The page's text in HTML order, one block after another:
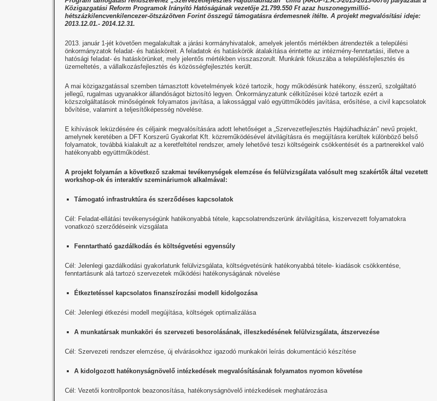
Közigazgatási Reform Programok Irányító Hatóságának vezetője 21.799.550 Ft azaz huszonegymillió-
hétszázkilencvenkilencezer-ötszázötven Forint összegű támogatásra érdemesnek ítélte. A projekt megvalósítási ideje:
2013.12.01.- 2014.12.31.
2013. január 1-jét követően megalakultak a járási kormányhivatalok, amelyek jelentős mértékben átrendezték a települési
önkormányzatok feladat- és hatásköreit. A feladatok és hatáskörök átalakítása érintette az intézmény-fenntartási, illetve a
hatósági feladat- és hatáskörünket, mely jelentős mértékben visszaszorult. Munkánk fókuszába a településfejlesztés és
üzemeltetés, a vállalkozásfejlesztés és közösségfejlesztés került.
A mai közigazgatással szemben támasztott követelmények közé tartozik, hogy működésünk hatékony, ésszerű, szolgáltató
jellegű, rugalmas ugyanakkor állandóságot biztosító legyen. Önkormányzatunk célkitűzései közé tartozik ezért a
közszolgáltatások minőségének folyamatos javítása, a lakossággal való együttműködés javítása, erősítése, a civil kapcsolatok
bővítése, valamint a teljesítőképesség növelése.
E kihívások leküzdésére és céljaink megvalósítására adott lehetőséget a „Szervezetfejlesztés Hajdúhadházán” nevű projekt,
amelynek keretében a DFT Korszerű Gyakorlat Kft. közreműködésével átvilágításra és megújításra kerültek különböző belső
folyamatok, továbbá kialakult az a keretfeltétel rendszer, amely lehetővé teszi költségeink csökkentését és a partnerekkel való
hatékonyabb együttműködést.
A projekt folyamán a következő szakmai tevékenységek elemzése és felülvizsgálata valósult meg szakértők által vezetett
workshop-ok és interaktív szemináriumok alkalmával:
Támogató infrastruktúra és szerződéses kapcsolatok
Cél: Feladat-ellátási tevékenységünk hatékonyabbá tétele, kapcsolatrendszerünk átvilágítása, kiszervezett folyamatokra
vonatkozó szerződéseink vizsgálata
Fenntartható gazdálkodás és költségvetési egyensúly
Cél: Jelenlegi gazdálkodási gyakorlatunk felülvizsgálata, költségvetésünk hatékonyabbá tétele- kiadások csökkentése,
fenntartásunk alá tartozó szervezetek működési hatékonyságának növelése
Étkeztetéssel kapcsolatos finanszírozási modell kidolgozása
Cél: Jelenlegi étkezési modell megújítása, költségek optimalizálása
A munkatársak munkaköri és szervezeti besorolásának, illeszkedésének felülvizsgálata, átszervezése
Cél: Szervezeti rendszer elemzése, új elvárásokhoz igazodó munkaköri leírás dokumentáció készítése
A kidolgozott hatékonyságnövelő intézkedések megvalósításának folyamatos nyomon követése
Cél: Vezetői kontrollpontok beazonosítása, hatékonyságnövelő intézkedések meghatározása